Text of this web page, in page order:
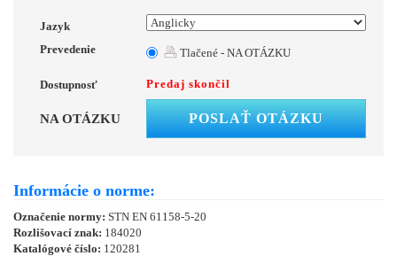
Jazyk
Prevedenie
Tlačené - NA OTÁZKU
Dostupnosť Predaj skončil
NA OTÁZKU POSLAŤ OTÁZKU
Informácie o norme:
Označenie normy: STN EN 61158-5-20
Rozlišovací znak: 184020
Katalógové číslo: 120281